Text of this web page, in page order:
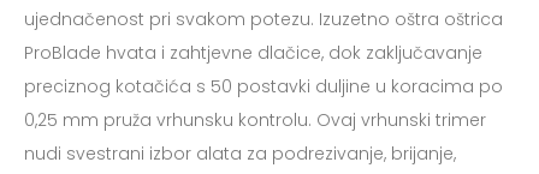
ujednačenost pri svakom potezu. Izuzetno oštra oštrica
ProBlade hvata i zahtjevne dlačice, dok zaključavanje
preciznog kotačića s 50 postavki duljine u koracima po
0,25 mm pruža vrhunsku kontrolu. Ovaj vrhunski trimer
nudi svestrani izbor alata za podrezivanje, brijanje,